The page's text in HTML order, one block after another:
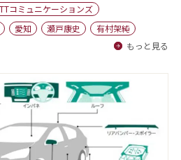
コミュニケーションズ
愛知 瀬戸康史
有村架純
もっと見る